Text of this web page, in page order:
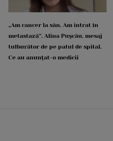
„Am cancer la sân. Am intrat în
metastază”. Alina Pușcău, mesaj
tulburător de pe patul de spital.
Ce au anunțat-o medicii